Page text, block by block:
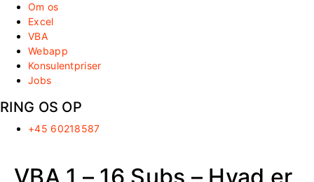
Om os
Excel
VBA
Webapp
Konsulentpriser
Jobs
RING OS OP
+45 60218587